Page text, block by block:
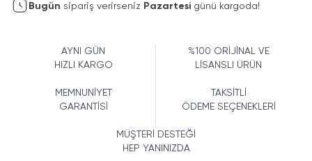
Bugün sipariş verirseniz Pazartesi günü kargoda!
AYNI GÜN
HIZLI KARGO
%100 ORİJİNAL VE
LİSANSLI ÜRÜN
MEMNUNİYET
GARANTİSİ
TAKSİTLİ
ÖDEME SEÇENEKLERİ
MÜŞTERİ DESTEĞİ
HEP YANINIZDA